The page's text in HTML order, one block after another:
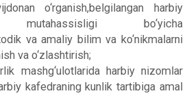
o‘rganish,belgilangan harbiy
mutahassisligi bo‘yicha
va amaliy bilim va ko‘nikmalarni
va o‘zlashtirish;
mashg‘ulotlarida harbiy nizomlar
kafedraning kunlik tartibiga amal